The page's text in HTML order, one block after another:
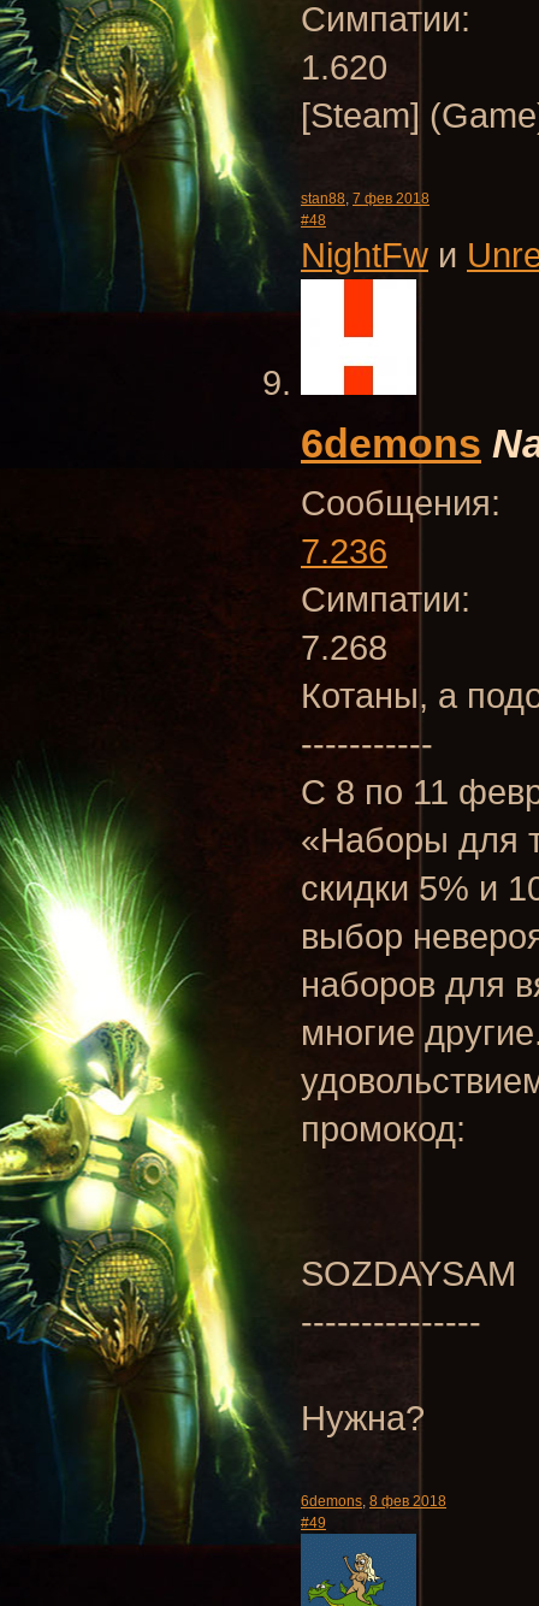
Симпатии:
1.620
[Steam]
stan88, 7 фев 2018
#48
NightFw и
6demons
Сообщения:
7.236
Симпатии:
7.268
Котаны, а
-----------
C 8 по 11
«Наборы для
скидки 5% и
выбор
наборов для
многие
промокод:
SOZDAYSAM
---------------
Нужна?
6demons, 8 фев 2018
#49